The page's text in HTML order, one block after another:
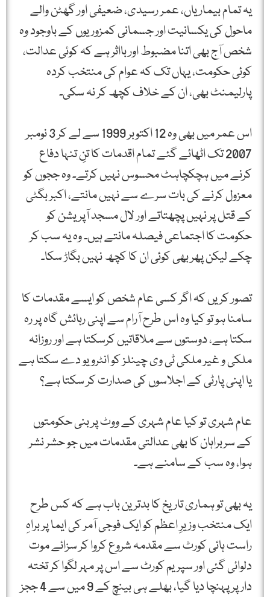
یہ تمام بیماریاں، عمر رسیدی، ضعیفی اور گھٹن والے
ماحول کی یکسانیت اور جسمانی کمزوریوں کے باوجود وہ
شخص آج بھی اتنا مضبوط اور بااثر ہے کہ کوئی عدالت،
کوئی حکومت، یہاں تک کہ عوام کی منتخب کردہ
پارلیمنٹ بھی، ان کے خلاف کچھ کر نہ سکی۔
اس عمر میں بھی وہ 12 اکتوبر 1999 سے لے کر 3 نومبر
2007 تک اٹھائے گئے تمام اقدمات کا تنِ تنہا دفاع
کرنے میں ہچکچاہٹ محسوس نہیں کرتے۔ وہ ججوں کو
معزول کرنے کی بات سرے سے نہیں مانتے، اکبر بگٹی
کے قتل پر نہیں پچھتاتے اور لال مسجد آپریشن کو
حکومت کا اجتماعی فیصلہ مانتے ہیں۔ وہ یہ سب کر
چکے لیکن پھر بھی کوئی ان کا کچھ نہیں بگاڑ سکا۔
تصور کریں کہ اگر کسی عام شخص کو ایسے مقدمات کا
سامنا ہو تو کیا وہ اس طرح آرام سے اپنی رہائش گاہ پر رہ
سکتا ہے، دوستوں سے ملاقاتیں کرسکتا ہے اور روزانہ
ملکی و غیر ملکی ٹی وی چینلز کو انٹرویو دے سکتا ہے
یا اپنی پارٹی کے اجلاسوں کی صدارت کر سکتا ہے؟
عام شہری تو کیا عام شہری کے ووٹ پر بنی حکومتوں
کے سربراہان کا بھی عدالتی مقدمات میں جو حشر نشر
ہوا، وہ سب کے سامنے ہے۔
یہ بھی تو ہماری تاریخ کا بدترین باب ہے کہ کس طرح
ایک منتخب وزیرِ اعظم کو ایک فوجی آمر کی ایما پر براہِ
راست ہائی کورٹ سے مقدمہ شروع کروا کر سزائے موت
دلوائی گئی اور سپریم کورٹ سے اس پر مہر لگوا کر تختہ
دار پر پہنچا دیا گیا، بھلے ہی بینچ کے 9 میں سے 4 ججز